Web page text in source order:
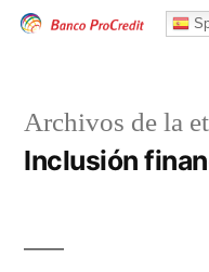
Archivos de la
Inclusión